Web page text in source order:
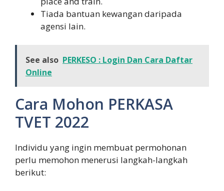
Tiada bantuan kewangan daripada
agensi lain.
See also PERKESO : Login Dan Cara Daftar
Online
Cara Mohon PERKASA
TVET 2022
Individu yang ingin membuat permohonan
perlu memohon menerusi langkah-langkah
berikut: